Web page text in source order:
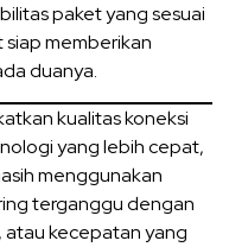
paket yang sesuai
memberikan
duanya.
kualitas koneksi
yang lebih cepat,
menggunakan
terganggu dengan
kecepatan yang